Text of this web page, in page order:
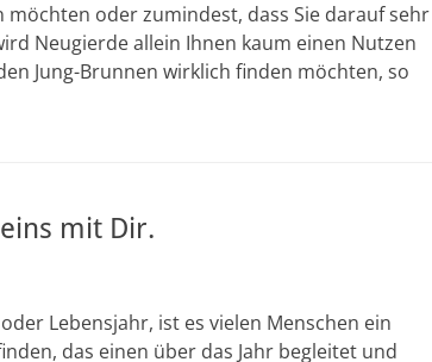
möchten oder zumindest, dass Sie darauf sehr
Neugierde allein Ihnen kaum einen Nutzen
Jung-Brunnen wirklich finden möchten, so
mit Dir.
Lebensjahr, ist es vielen Menschen ein
das einen über das Jahr begleitet und